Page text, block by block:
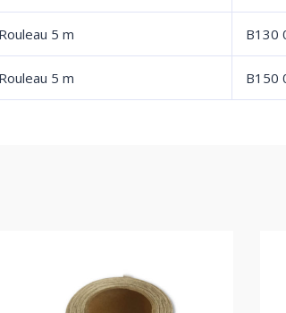
Rouleau 5 m B130
Rouleau 5 m B150